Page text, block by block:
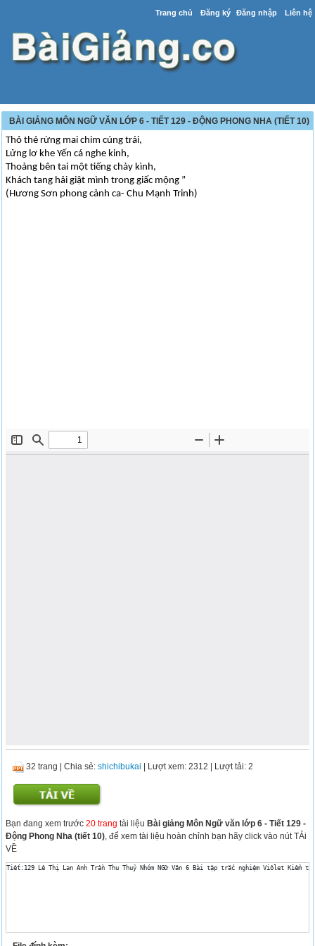
Trang chủ Đăng ký Đăng nhập Liên hệ
BÀI GIẢNG MÔN NGỮ VĂN LỚP 6 - TIẾT 129 - ĐỘNG PHONG NHA (TIẾT 10)
Thỏ thẻ rừng mai chim cúng trái,
Lửng lơ khe Yến cá nghe kinh,
Thoảng bên tai một tiếng chày kình,
Khách tang hải giật mình trong giấc mộng ”
(Hương Sơn phong cảnh ca- Chu Mạnh Trinh)
32 trang |Chia sẻ:shichibukai | Lượt xem: 2312 | Lượt tải: 2
Bạn đang xem trước20 trang tài liệuBài giảng Môn Ngữ văn lớp 6 - Tiết 129 -
Động Phong Nha (tiết 10) , để xem tài liệu hoàn chỉnh bạn hãy click vào nút TẢi
VỀ
Tiết:129 Lê Thị Lan Anh Trần Thu Thuỷ Nhóm NGữ Văn 6 Bài tập trắc nghiệm Viôlet